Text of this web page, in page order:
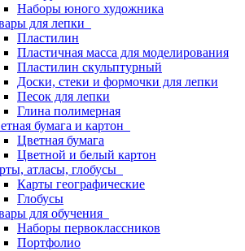
Наборы юного художника
для лепки
Пластилин
Пластичная масса для моделирования
Пластилин скульптурный
Доски, стеки и формочки для лепки
Песок для лепки
Глина полимерная
бумага и картон
Цветная бумага
Цветной и белый картон
атласы, глобусы
Карты географические
Глобусы
для обучения
Наборы первоклассников
Портфолио